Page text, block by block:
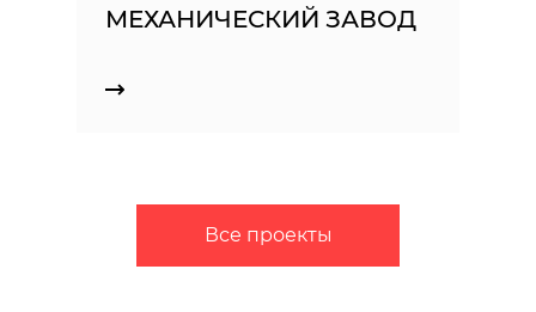
МЕХАНИЧЕСКИЙ ЗАВОД
Все проекты